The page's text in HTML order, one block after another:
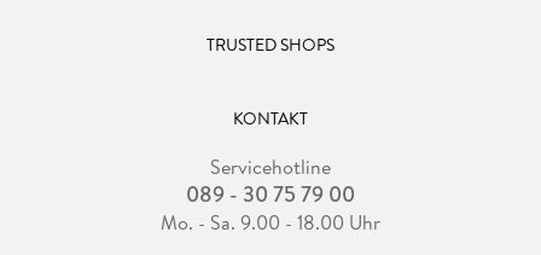
TRUSTED SHOPS
KONTAKT
Servicehotline
089 - 30 75 79 00
Mo. - Sa. 9.00 - 18.00 Uhr